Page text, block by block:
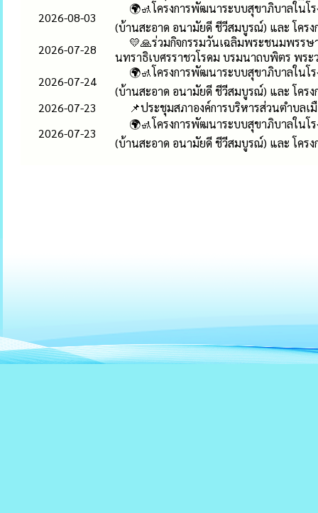
2026-08-03
🌍🚮โครงการพัฒนาระบบสุขาภิบาลในโ
(บ้านสะอาด อนามัยดี ชีวีสมบูรณ์) และ โครง
2026-07-28
💛🙏ร่วมกิจกรรมวันเฉลิมพระชนมพรร
นทราธิเบศรราชวโรดม บรมนาถบพิตร พระว
2026-07-24
🌍🚮โครงการพัฒนาระบบสุขาภิบาลในโ
(บ้านสะอาด อนามัยดี ชีวีสมบูรณ์) และ โครง
2026-07-23
📌ประชุมสภาองค์การบริหารส่วนตำบล
2026-07-23
🌍🚮โครงการพัฒนาระบบสุขาภิบาลในโ
(บ้านสะอาด อนามัยดี ชีวีสมบูรณ์) และ โครง